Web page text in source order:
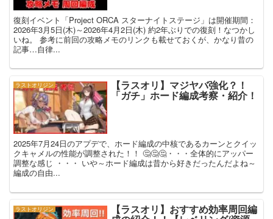
復刻イベント「Project ORCA スターナイトステージ」は開催期間：
2026年3月5日(木)～2026年4月2日(木) 約2年ぶりでの復刻！なつかし
いね。 参考に前回の攻略メモのリンクも載せておくが、かなり昔の
記事…自律...
ラストオリジン 【ラスオリ】マジヤバ強化？！
「ガチ」ホード編成考察・紹介！
2025年7月24日のアプデで、ホード編成の中核であるカーンとクイッ
クキャメルの性能が調整された！！ 🤔🤔🤔・・・全体的にアッパー
調整な感じ ・・・ いや～ホード編成は昔から好きだったんだよね～
編成の自由...
ラストオリジン 【ラスオリ】おすすめ効率周回編